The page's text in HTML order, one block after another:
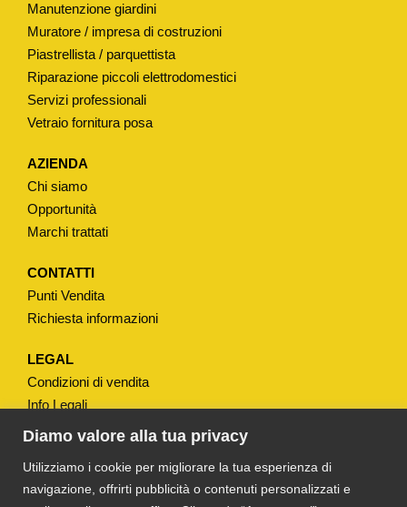
Diamo valore alla tua privacy
Utilizziamo i cookie per migliorare la tua esperienza di
navigazione, offrirti pubblicità o contenuti personalizzati e
Manutenzione giardini
Muratore / impresa di costruzioni
Piastrellista / parquettista
Riparazione piccoli elettrodomestici
Servizi professionali
Vetraio fornitura posa
AZIENDA
Chi siamo
Opportunità
Marchi trattati
CONTATTI
Punti Vendita
Richiesta informazioni
LEGAL
Condizioni di vendita
Info Legali
Note Legali